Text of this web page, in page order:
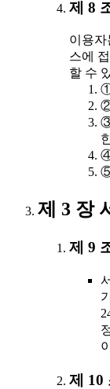
제 8
이용자
스에
할 수
①
③
④
⑤
제 3 장
제 9
제 10